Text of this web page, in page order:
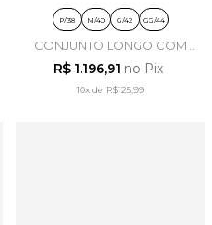
P/38 M/40 G/42 GG/44
CONJUNTO LONGO COM
BORDADO FLORAIS EM
VISCOSE OFF WHITE -
ARTSY
R$ 1.196,91 no Pix
10x de R$125,99